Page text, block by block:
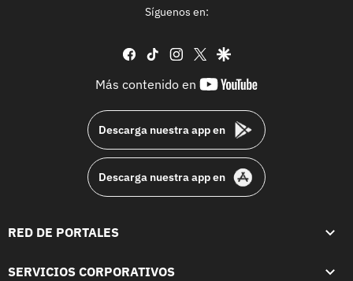
Síguenos en:
facebook
tiktok instagram
twittergoogle
Más contenido en
youtube-
Descarga nuestra app en
Descarga nuestra app en
RED DE PORTALES
SERVICIOS CORPORATIVOS